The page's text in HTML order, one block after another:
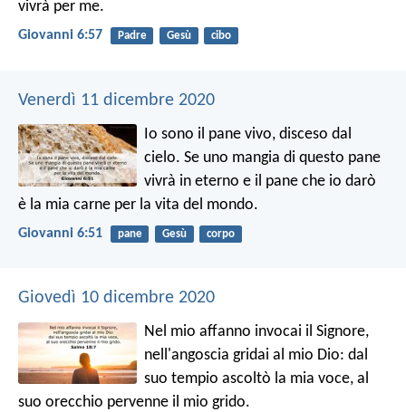
vivrà per me.
Giovanni 6:57 Padre Gesù cibo
Venerdì 11 dicembre 2020
Io sono il pane vivo, disceso dal
cielo. Se uno mangia di questo pane
vivrà in eterno e il pane che io darò
è la mia carne per la vita del mondo.
Giovanni 6:51 pane Gesù corpo
Giovedì 10 dicembre 2020
Nel mio affanno invocai il Signore,
nell'angoscia gridai al mio Dio: dal
suo tempio ascoltò la mia voce, al
suo orecchio pervenne il mio grido.